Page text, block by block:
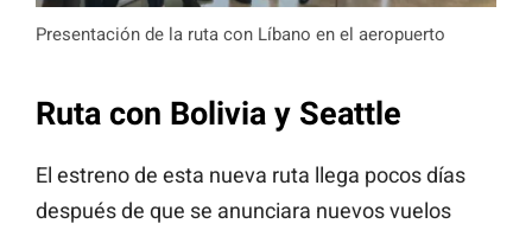
Presentación de la ruta con Líbano en el aeropuerto
Ruta con Bolivia y Seattle
El estreno de esta nueva ruta llega pocos días
después de que se anunciara nuevos vuelos